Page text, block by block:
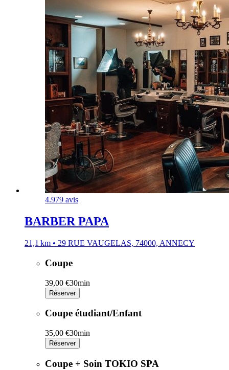
4.979 avis
BARBER PAPA
21,1 km • 29 RUE VAUGELAS, 74000, ANNECY
Coupe
39,00 €30min
Réserver
Coupe étudiant/Enfant
35,00 €30min
Réserver
Coupe + Soin TOKIO SPA